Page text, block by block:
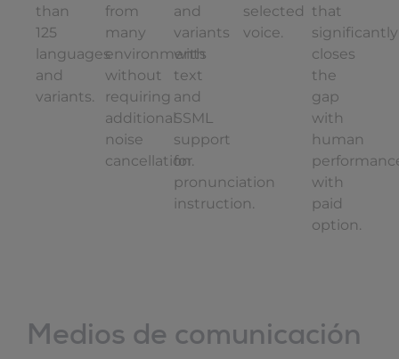
than
125
languages
and
variants.
from
many
environments
without
requiring
additional
noise
cancellation.
and
variants
with
text
and
SSML
support
for
pronunciation
instruction.
selected
voice.
that
significantly
closes
the
gap
with
human
with
paid
option.
Medios de comunicación